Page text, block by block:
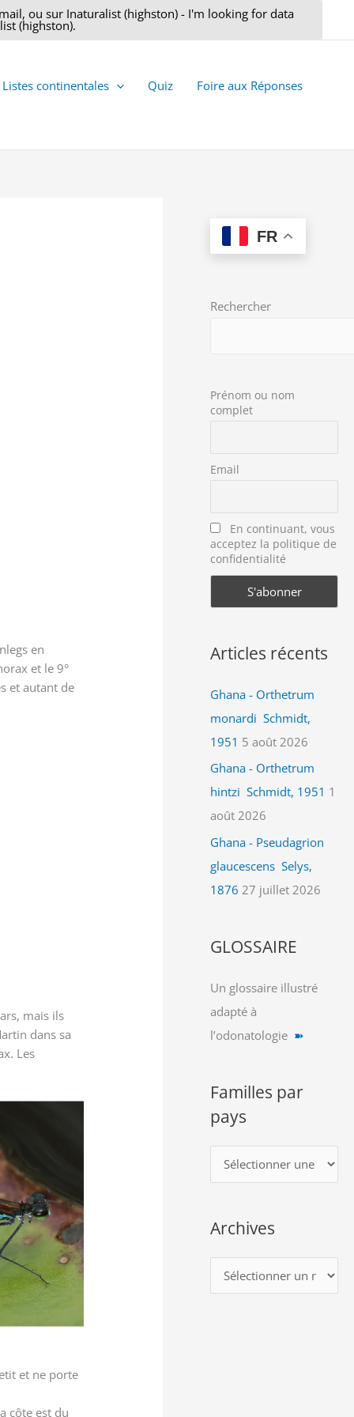
ou sur Inaturalist (highston) - I'm looking for data
(highston).
Listes continentales Quiz
Foire aux Réponses
en
et le 9°
et autant de
mais ils
dans sa
Les
et ne porte
côte est du
FR
Rechercher
Prénom ou nom
complet
Email
En continuant, vous
acceptez la politique de
confidentialité
Articles récents
Ghana - Orthetrum
monardi Schmidt,
1951 5 août 2026
Ghana - Orthetrum
hintzi Schmidt, 1951 1
août 2026
Ghana - Pseudagrion
glaucescens Selys,
1876 27 juillet 2026
GLOSSAIRE
Un glossaire illustré
adapté à
l’odonatologie ➽
Familles par
pays
a
iArchives
r